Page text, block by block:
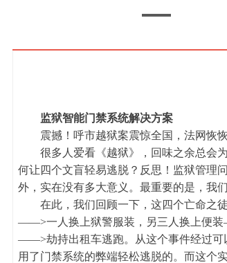
监狱智能门禁系统解决方案
震撼！呼市越狱案震惊全国，法网恢恢
很多人爱看《越狱》，回味之余总会为
何让四个文盲轻易逃脱？反思！监狱管理
外，实在没有多大意义。最重要的是，我
在此，我们回顾一下，这四个亡命之徒
——>一人换上狱警服装，另三人换上便
——>劫持出租车逃跑。从这个事件经过可
用了门禁系统的弊端轻松逃脱的。而这个